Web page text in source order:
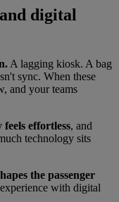
digital
A lagging kiosk. A bag
sync. When these
and your teams
effortless, and
technology sits
the passenger
with digital